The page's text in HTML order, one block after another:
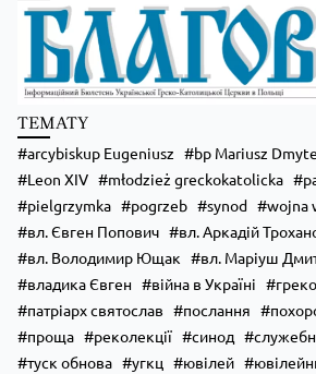
Zobacz
TEMATY
arcybiskup Eugeniusz bp Mariusz
Leon XIV
młodzież greckokatolicka
pielgrzymka
pogrzeb synod wojna
вл. Євген Попович
вл. Аркадій
вл. Володимир Ющак
вл. Маріуш
владика Євген
війна в Україні
патріарх святослав
послання
проща
реколекції синод
туск обнова
угкц ювілей